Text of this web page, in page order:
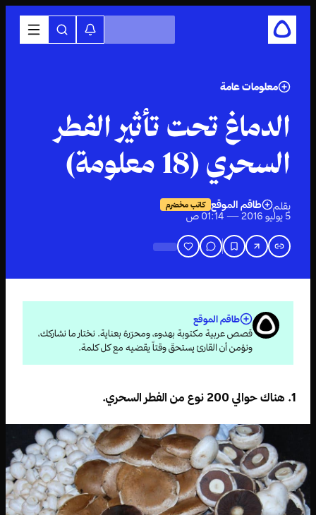
معلومات عامة
الدماغ تحت تأثير الفطر
السحري (18 معلومة)
بقلم طاقم الموقع كاتب مخضرم
5 يوليو 2016 — 01:14 ص
طاقم الموقع
قصص عربية مكتوبة بهدوء، ومحرّرة بعناية. نختار ما نشاركك،
ونؤمن أن القارئ يستحقّ وقتاً يقضيه مع كل كلمة.
1. هناك حوالي 200 نوع من الفطر السحري.